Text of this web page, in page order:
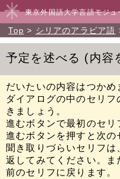
東京外国語大学言語モジュ
Top シリアのアラビア語
予定を述べる 内容
だいたいの内容はつかめ
ダイアログの中のセリ
きましょう。
進むボタンで最初のセリ
進むボタンを押すと次の
聞き取りづらいセリフは
返してみてください。
前のセリフに戻ります。